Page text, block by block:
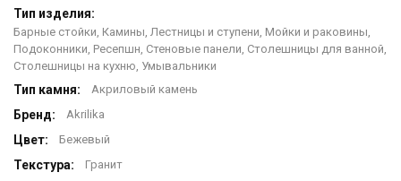
Тип изделия:
Барные стойки, Камины, Лестницы и ступени, Мойки и раковины,
Подоконники, Ресепшн, Стеновые панели, Столешницы для ванной,
Столешницы на кухню, Умывальники
Тип камня: Акриловый камень
Бренд: Akrilika
Цвет: Бежевый
Текстура: Гранит